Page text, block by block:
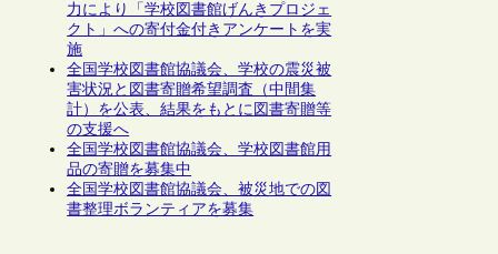
力により「学校図書館げんきプロジェ
クト」への寄付金付きアンケートを実
施
全国学校図書館協議会、学校の震災被
害状況と図書寄贈希望調査（中間集
計）を公表、結果をもとに図書寄贈等
の支援へ
全国学校図書館協議会、学校図書館用
品の寄贈を募集中
全国学校図書館協議会、被災地での図
書整理ボランティアを募集